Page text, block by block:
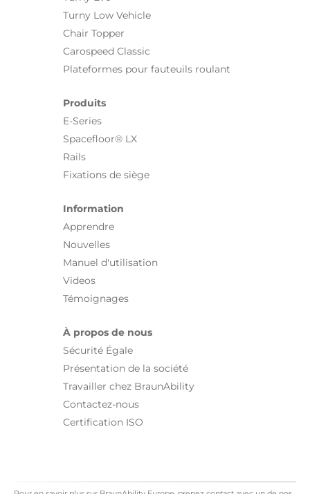
Turny Low Vehicle
Chair Topper
Carospeed Classic
Plateformes pour fauteuils roulant
Produits
E-Series
Spacefloor® LX
Rails
Fixations de siège
Information
Apprendre
Nouvelles
Manuel d'utilisation
Videos
Témoignages
À propos de nous
Sécurité Égale
Présentation de la société
Travailler chez BraunAbility
Contactez-nous
Certification ISO